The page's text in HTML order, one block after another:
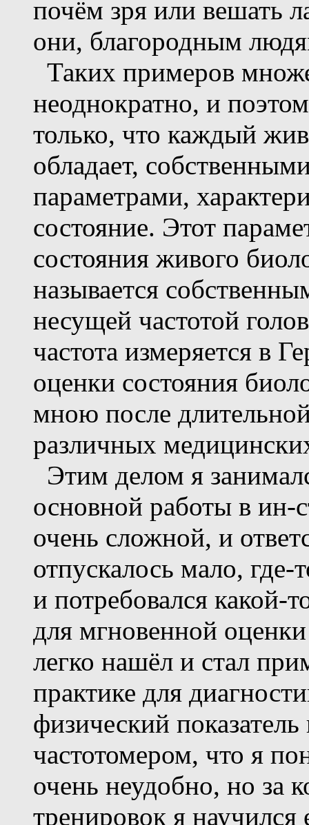
почём зря или вешать
они, благородным
Таких примеров
неоднократно, и
только, что каждый
обладает,
параметрами,
состояние. Этот
состояния живого
называется
несущей частотой
частота измеряется в
оценки состояния
мною после
различных
Этим делом я
основной работы в ин-
очень сложной, и
отпускалось мало,
и потребовался какой-
для мгновенной
легко нашёл и стал
практике для
физический
частотомером, что я
очень неудобно, но за
тренировок я научился